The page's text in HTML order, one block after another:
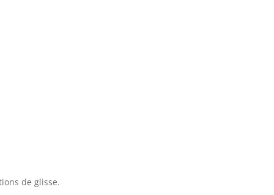
de glisse.